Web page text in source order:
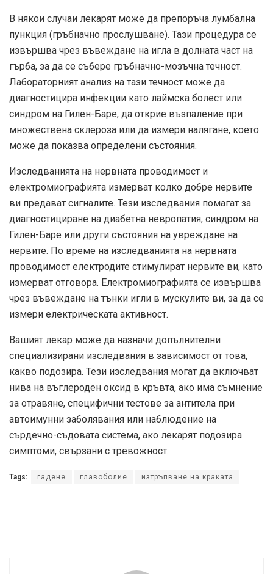
В някои случаи лекарят може да препоръча лумбална
пункция (гръбначно прослушване). Тази процедура се
извършва чрез въвеждане на игла в долната част на
гърба, за да се събере гръбначно-мозъчна течност.
Лабораторният анализ на тази течност може да
диагностицира инфекции като лаймска болест или
синдром на Гилен-Баре, да открие възпаление при
множествена склероза или да измери налягане, което
може да показва определени състояния.
Изследванията на нервната проводимост и
електромиографията измерват колко добре нервите
ви предават сигналите. Тези изследвания помагат за
диагностициране на диабетна невропатия, синдром на
Гилен-Баре или други състояния на увреждане на
нервите. По време на изследванията на нервната
проводимост електродите стимулират нервите ви, като
измерват отговора. Електромиографията се извършва
чрез въвеждане на тънки игли в мускулите ви, за да се
измери електрическата активност.
Вашият лекар може да назначи допълнителни
специализирани изследвания в зависимост от това,
какво подозира. Тези изследвания могат да включват
нива на въглероден оксид в кръвта, ако има съмнение
за отравяне, специфични тестове за антитела при
автоимунни заболявания или наблюдение на
сърдечно-съдовата система, ако лекарят подозира
симптоми, свързани с тревожност.
Tags: гадене главоболие изтръпване на краката